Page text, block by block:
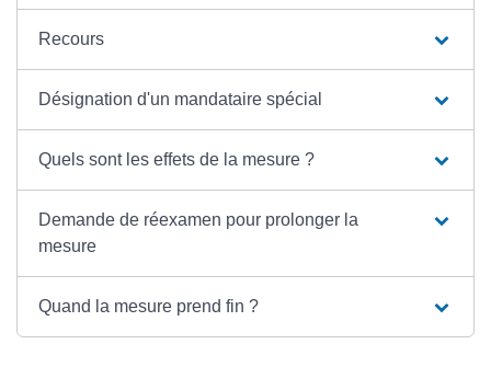
Recours
Désignation d'un mandataire spécial
Quels sont les effets de la mesure ?
Demande de réexamen pour prolonger la
mesure
Quand la mesure prend fin ?